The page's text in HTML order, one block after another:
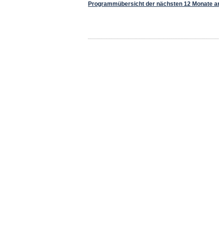
Programmübersicht der nächsten 12 Monate